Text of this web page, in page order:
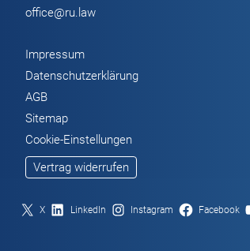
office@ru.law
Impressum
Datenschutzerklärung
AGB
Sitemap
Cookie-Einstellungen
Vertrag widerrufen
X LinkedIn Instagram Facebook